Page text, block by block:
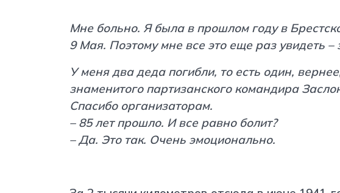
Мне больно. Я была в прошлом году в
9 Мая. Поэтому мне все это еще раз увидеть –
У меня два деда погибли, то есть один,
знаменитого партизанского командира
Спасибо организаторам.
– 85 лет прошло. И все равно болит?